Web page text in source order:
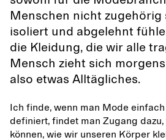
Menschen nicht zugehörig
isoliert und abgelehnt
die Kleidung, die wir alle
Mensch zieht sich
also etwas Alltägliches.
Ich finde, wenn man Mode
definiert, findet man Zugang
können, wie wir unseren Körper